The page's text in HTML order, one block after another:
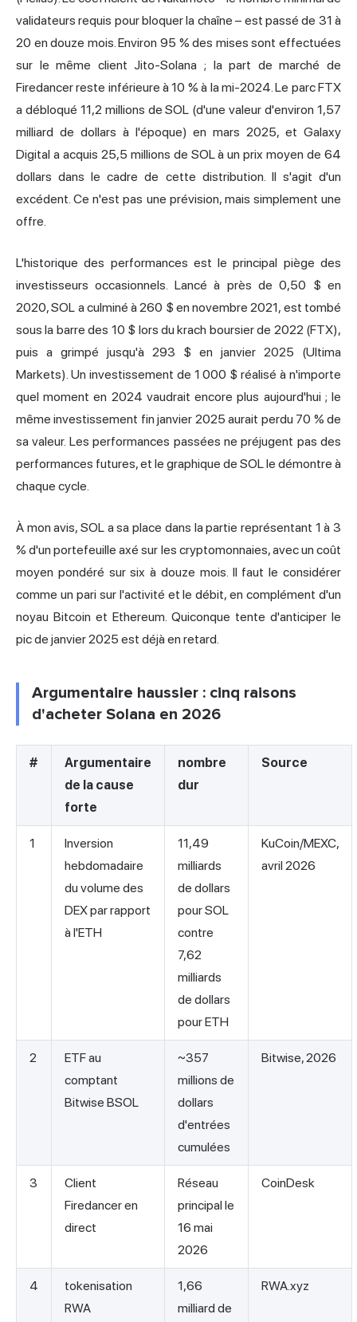
validateurs requis pour bloquer la chaîne – est passé de 31 à
20 en douze mois. Environ 95 % des mises sont effectuées
sur le même client Jito-Solana ; la part de marché de
Firedancer reste inférieure à 10 % à la mi-2024. Le parc FTX
a débloqué 11,2 millions de SOL (d'une valeur d'environ 1,57
milliard de dollars à l'époque) en mars 2025, et Galaxy
Digital a acquis 25,5 millions de SOL à un prix moyen de 64
dollars dans le cadre de cette distribution. Il s'agit d'un
excédent. Ce n'est pas une prévision, mais simplement une
offre.
L'historique des performances est le principal piège des
investisseurs occasionnels. Lancé à près de 0,50 $ en
2020, SOL a culminé à 260 $ en novembre 2021, est tombé
sous la barre des 10 $ lors du krach boursier de 2022 (FTX),
puis a grimpé jusqu'à 293 $ en janvier 2025 (Ultima
Markets). Un investissement de 1 000 $ réalisé à n'importe
quel moment en 2024 vaudrait encore plus aujourd'hui ; le
même investissement fin janvier 2025 aurait perdu 70 % de
sa valeur. Les performances passées ne préjugent pas des
performances futures, et le graphique de SOL le démontre à
chaque cycle.
À mon avis, SOL a sa place dans la partie représentant 1 à 3
% d'un portefeuille axé sur les cryptomonnaies, avec un coût
moyen pondéré sur six à douze mois. Il faut le considérer
comme un pari sur l'activité et le débit, en complément d'un
noyau Bitcoin et Ethereum. Quiconque tente d'anticiper le
pic de janvier 2025 est déjà en retard.
Argumentaire haussier : cinq raisons
d'acheter Solana en 2026
#
Argumentaire
de la cause
forte
nombre
dur
Source
1
Inversion
hebdomadaire
du volume des
DEX par rapport
à l'ETH
11,49
milliards
de dollars
pour SOL
contre
7,62
milliards
de dollars
pour ETH
KuCoin/MEXC,
avril 2026
2
ETF au
comptant
Bitwise BSOL
~357
millions de
dollars
d'entrées
cumulées
Bitwise, 2026
3
Client
Firedancer en
direct
Réseau
principal le
16 mai
2026
CoinDesk
4
tokenisation
RWA
1,66
milliard de
RWA.xyz